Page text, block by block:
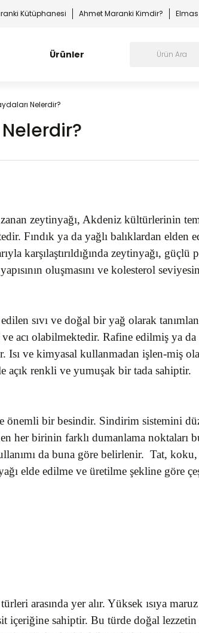
Kütüphanesi Ahmet Maranki Kimdir?
Ürünler
Nelerdir?
zeytinyağı, Akdeniz kültürlerinin
Fındık ya da yağlı balıklardan elden
karşılaştırıldığında zeytinyağı,
oluşmasını ve kolesterol
edilen sıvı ve doğal bir yağ olarak
acı olabilmektedir. Rafine edilmiş ya
Isı ve kimyasal kullanmadan işlen-miş
açık renkli ve yumuşak bir tada sahiptir.
önemli bir besindir. Sindirim sistemini
her birinin farklı dumanlama noktaları
da buna göre belirlenir. Tat,
elde edilme ve üretilme şekline göre
arasında yer alır. Yüksek ısıya
içeriğine sahiptir. Bu türde doğal